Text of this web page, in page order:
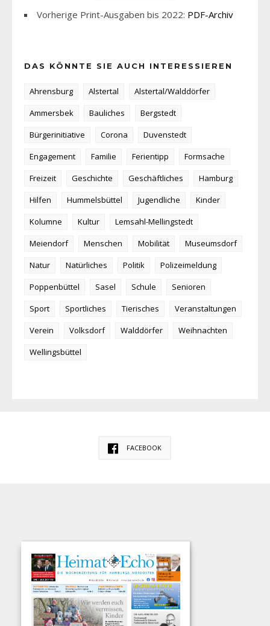
Vorherige Print-Ausgaben bis 2022: PDF-Archiv
DAS KÖNNTE SIE AUCH INTERESSIEREN
Ahrensburg Alstertal
Alstertal/Walddörfer
Ammersbek
Bauliches
Bergstedt
Bürgerinitiative
Corona
Duvenstedt
Engagement
Familie Ferientipp
Formsache
Freizeit
Geschichte Geschäftliches
Hamburg
Hilfen
Hummelsbüttel Jugendliche
Kinder
Kolumne
Kultur
Lemsahl-Mellingstedt
Meiendorf
Menschen Mobilität
Museumsdorf
Natur
Natürliches Politik
Polizeimeldung
Poppenbüttel
Sasel Schule
Senioren
Sport
Sportliches Tierisches
Veranstaltungen
Verein
Volksdorf Walddörfer
Weihnachten
Wellingsbüttel
FACEBOOK